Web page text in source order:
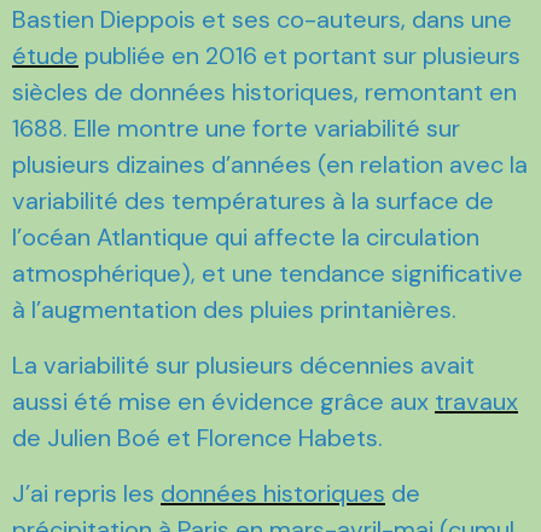
Bastien Dieppois et ses co-auteurs, dans une
étude publiée en 2016 et portant sur plusieurs
siècles de données historiques, remontant en
1688. Elle montre une forte variabilité sur
plusieurs dizaines d’années (en relation avec la
variabilité des températures à la surface de
l’océan Atlantique qui affecte la circulation
atmosphérique), et une tendance significative
à l’augmentation des pluies printanières.
La variabilité sur plusieurs décennies avait
aussi été mise en évidence grâce aux travaux
de Julien Boé et Florence Habets.
J’ai repris les données historiques de